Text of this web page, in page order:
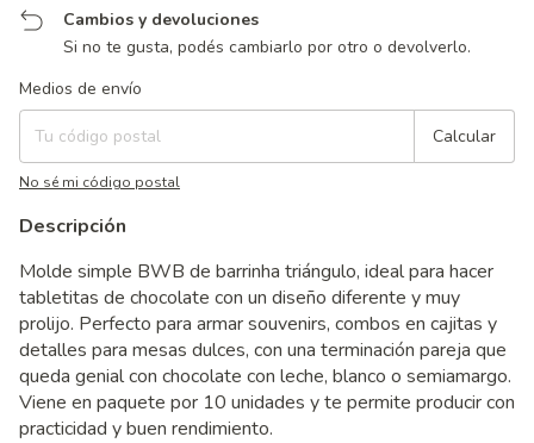
Cambios y devoluciones
Si no te gusta, podés cambiarlo por otro o devolverlo.
Entregas para el CP:
Medios de envío
Calcular
No sé mi código postal
Descripción
Molde simple BWB de barrinha triángulo, ideal para hacer
tabletitas de chocolate con un diseño diferente y muy
prolijo. Perfecto para armar souvenirs, combos en cajitas y
detalles para mesas dulces, con una terminación pareja que
queda genial con chocolate con leche, blanco o semiamargo.
Viene en paquete por 10 unidades y te permite producir con
practicidad y buen rendimiento.